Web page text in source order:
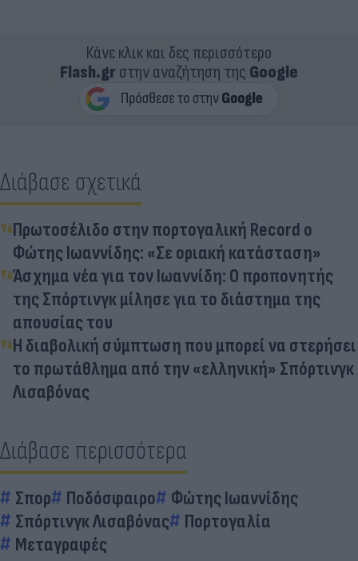
Κάνε κλικ και δες περισσότερο
Flash.grστην αναζήτηση της Google
Διάβασε σχετικά
Πρωτοσέλιδο στην πορτογαλική Record ο
Φώτης Ιωαννίδης: «Σε οριακή κατάσταση»
Άσχημα νέα για τον Ιωαννίδη: Ο προπονητής
της Σπόρτινγκ μίλησε για το διάστημα της
απουσίας του
Η διαβολική σύμπτωση που μπορεί να στερήσει
το πρωτάθλημα από την «ελληνική» Σπόρτινγκ
Λισαβόνας
Διάβασε περισσότερα
Σπορ Ποδόσφαιρο
Φώτης Ιωαννίδης
Σπόρτινγκ Λισαβόνας
Πορτογαλία
Μεταγραφές